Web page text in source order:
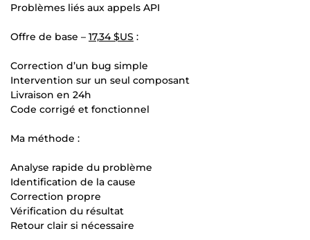
Problèmes liés aux appels API
Offre de base – 17,34 $US :
Correction d’un bug simple
Intervention sur un seul composant
Livraison en 24h
Code corrigé et fonctionnel
Ma méthode :
Analyse rapide du problème
Identification de la cause
Correction propre
Vérification du résultat
Retour clair si nécessaire